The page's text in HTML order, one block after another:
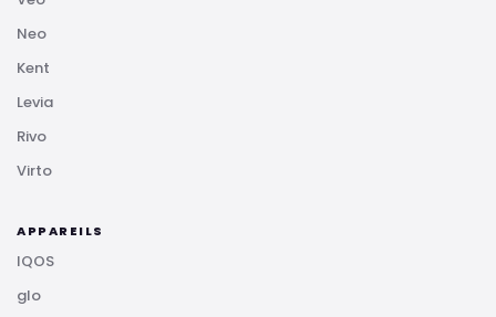
Neo
Kent
Levia
Rivo
Virto
APPAREILS
IQOS
glo